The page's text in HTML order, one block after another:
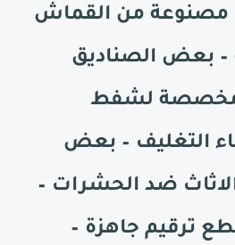
مصنوعة من القماش
– بعض الصناديق
مخصصة لشفط
التغليف – بعض
ضد الحشرات –
ترقيم جاهزة –